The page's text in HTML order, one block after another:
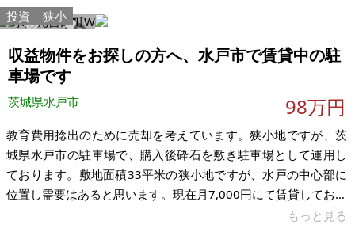
き、賃貸がついた物件です。現在はご夫婦がお住まいです。
【物件概要】※古屋付土地 場所：岩手県遠野市早瀬町 土地：
251.6㎡ 建物：200.22㎡ 構造：コンクリートブロック造木造焼
瓦葺2階建 現況：賃貸中 希望価格：132万円 ※現状有
投資 狭小
収益物件をお探しの方へ、水戸市で賃貸中の駐
車場です
茨城県水戸市 98万円
教育費用捻出のために売却を考えています。狭小地ですが、茨
城県水戸市の駐車場で、購入後砕石を敷き駐車場として運用し
ております。敷地面積33平米の狭小地ですが、水戸の中心部に
位置し需要はあると思います。現在月7,000円にて賃貸しており
もっと見る